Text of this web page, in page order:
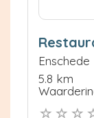
Enschede
5.8 km